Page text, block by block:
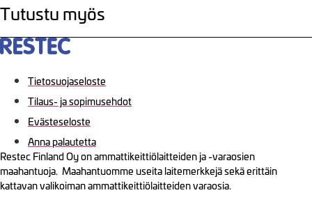
Tutustu myös
Tietosuojaseloste
Tilaus- ja sopimusehdot
Evästeseloste
Anna palautetta
Restec Finland Oy on ammattikeittiölaitteiden ja -varaosien
maahantuoja. Maahantuomme useita laitemerkkejä sekä erittäin
kattavan valikoiman ammattikeittiölaitteiden varaosia.